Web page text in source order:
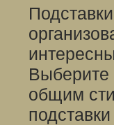
Выберите
общим